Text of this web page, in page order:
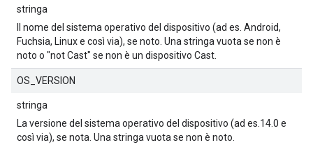
stringa
Il nome del sistema operativo del dispositivo (ad es. Android,
Fuchsia, Linux e così via), se noto. Una stringa vuota se non è
noto o "not Cast" se non è un dispositivo Cast.
OS_VERSION
stringa
La versione del sistema operativo del dispositivo (ad es.14.0 e
così via), se nota. Una stringa vuota se non è noto.